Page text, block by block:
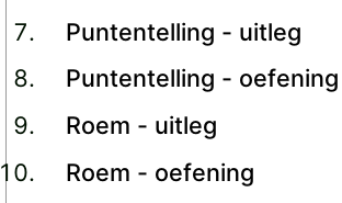
Puntentelling - uitleg
Puntentelling - oefening
Roem - uitleg
Roem - oefening